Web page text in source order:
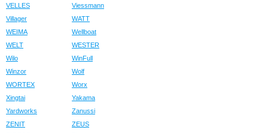
VELLES
Viessmann
Villager
WATT
WEIMA
Wellboat
WELT
WESTER
Wilo
WinFull
Winzor
Wolf
WORTEX
Worx
Xingtai
Yakama
Yardworks
Zanussi
ZENIT
ZEUS